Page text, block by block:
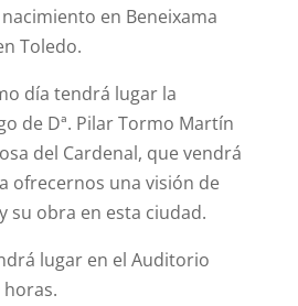
en Beneixama
Toledo.
día tendrá lugar la
de Dª. Pilar Tormo Martín
del Cardenal, que vendrá
ofrecernos una visión de
su obra en esta ciudad.
lugar en el Auditorio
horas.